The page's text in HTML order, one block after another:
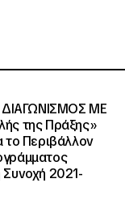
ΜΕ
της Πράξης»
το Περιβάλλον
Συνοχή 2021-